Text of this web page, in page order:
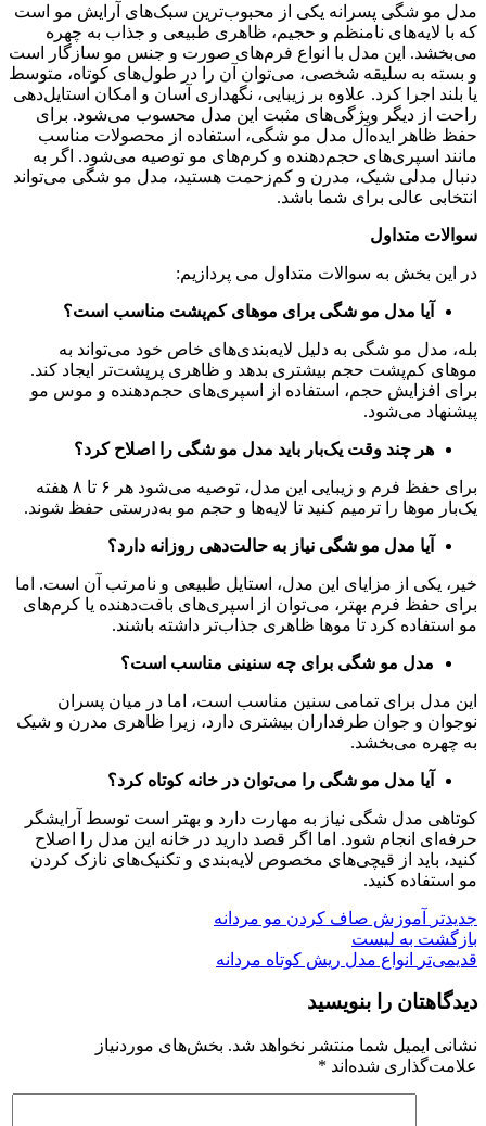
مدل مو شگی پسرانه یکی از محبوب‌ترین سبک‌های آرایش مو است
که با لایه‌های نامنظم و حجیم، ظاهری طبیعی و جذاب به چهره
می‌بخشد. این مدل با انواع فرم‌های صورت و جنس مو سازگار است
و بسته به سلیقه شخصی، می‌توان آن را در طول‌های کوتاه، متوسط
یا بلند اجرا کرد. علاوه بر زیبایی، نگهداری آسان و امکان استایل‌دهی
راحت از دیگر ویژگی‌های مثبت این مدل محسوب می‌شود. برای
حفظ ظاهر ایده‌آل مدل مو شگی، استفاده از محصولات مناسب
مانند اسپری‌های حجم‌دهنده و کرم‌های مو توصیه می‌شود. اگر به
دنبال مدلی شیک، مدرن و کم‌زحمت هستید، مدل مو شگی می‌تواند
انتخابی عالی برای شما باشد.
سوالات متداول
در این بخش به سوالات متداول می پردازیم:
آیا مدل مو شگی برای موهای کم‌پشت مناسب است؟
بله، مدل مو شگی به دلیل لایه‌بندی‌های خاص خود می‌تواند به
موهای کم‌پشت حجم بیشتری بدهد و ظاهری پرپشت‌تر ایجاد کند.
برای افزایش حجم، استفاده از اسپری‌های حجم‌دهنده و موس مو
پیشنهاد می‌شود.
هر چند وقت یک‌بار باید مدل مو شگی را اصلاح کرد؟
برای حفظ فرم و زیبایی این مدل، توصیه می‌شود هر ۶ تا ۸ هفته
یک‌بار موها را ترمیم کنید تا لایه‌ها و حجم مو به‌درستی حفظ شوند.
آیا مدل مو شگی نیاز به حالت‌دهی روزانه دارد؟
خیر، یکی از مزایای این مدل، استایل طبیعی و نامرتب آن است. اما
برای حفظ فرم بهتر، می‌توان از اسپری‌های بافت‌دهنده یا کرم‌های
مو استفاده کرد تا موها ظاهری جذاب‌تر داشته باشند.
مدل مو شگی برای چه سنینی مناسب است؟
این مدل برای تمامی سنین مناسب است، اما در میان پسران
نوجوان و جوان طرفداران بیشتری دارد، زیرا ظاهری مدرن و شیک
به چهره می‌بخشد.
آیا مدل مو شگی را می‌توان در خانه کوتاه کرد؟
کوتاهی مدل شگی نیاز به مهارت دارد و بهتر است توسط آرایشگر
حرفه‌ای انجام شود. اما اگر قصد دارید در خانه این مدل را اصلاح
کنید، باید از قیچی‌های مخصوص لایه‌بندی و تکنیک‌های نازک کردن
مو استفاده کنید.
جدیدتر
آموزش صاف کردن مو مردانه
بازگشت به لیست
قدیمی‌تر
انواع مدل ریش کوتاه مردانه
دیدگاهتان را بنویسید
نشانی ایمیل شما منتشر نخواهد شد. بخش‌های موردنیاز
علامت‌گذاری شده‌اند *